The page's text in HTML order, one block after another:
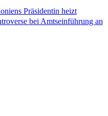
Präsidentin heizt
bei Amtseinführung an